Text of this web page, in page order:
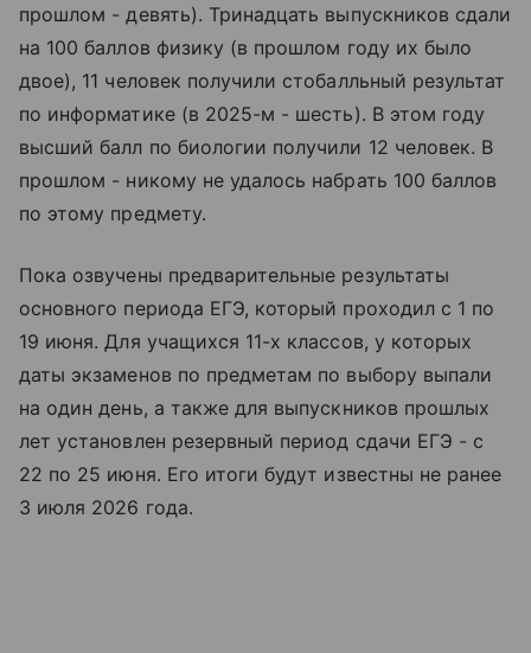
прошлом - девять). Тринадцать выпускников сдали
на 100 баллов физику (в прошлом году их было
двое), 11 человек получили стобалльный результат
по информатике (в 2025-м - шесть). В этом году
высший балл по биологии получили 12 человек. В
прошлом - никому не удалось набрать 100 баллов
по этому предмету.
Пока озвучены предварительные результаты
основного периода ЕГЭ, который проходил с 1 по
19 июня. Для учащихся 11-х классов, у которых
даты экзаменов по предметам по выбору выпали
на один день, а также для выпускников прошлых
лет установлен резервный период сдачи ЕГЭ - с
22 по 25 июня. Его итоги будут известны не ранее
3 июля 2026 года.